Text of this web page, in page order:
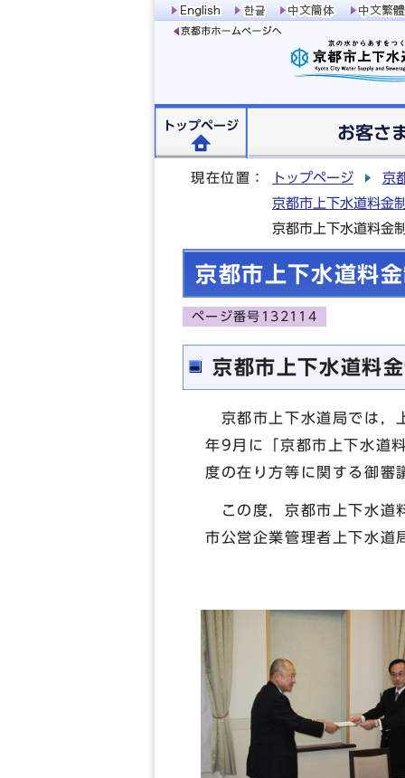
トップページ お客さ
現在位置： トップページ 京
京都市上下水道料金
京都市上下水道料金
京都市上下水道料
ページ番号132114
京都市上下水道料
京都市上下水道局では，
年9月に「京都市上下水道
度の在り方等に関する御審
この度，京都市上下水道
市公営企業管理者上下水道